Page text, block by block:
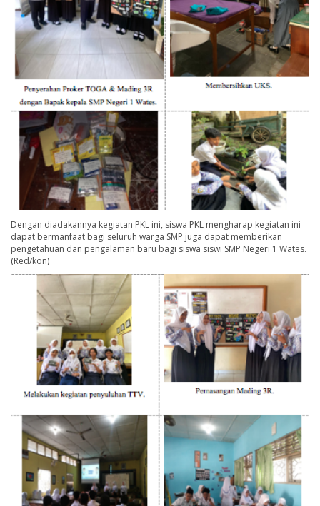
Dengan diadakannya kegiatan PKL ini, siswa PKL mengharap kegiatan ini
dapat bermanfaat bagi seluruh warga SMP juga dapat memberikan
pengetahuan dan pengalaman baru bagi siswa siswi SMP Negeri 1 Wates.
(Red/kon)